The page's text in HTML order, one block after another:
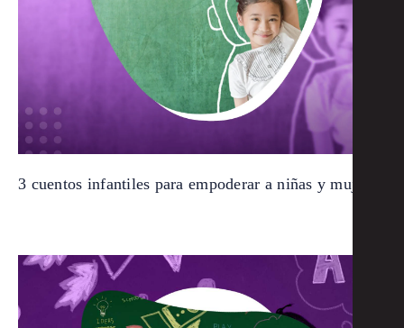
3 cuentos infantiles para empoderar a niñas y mujeres